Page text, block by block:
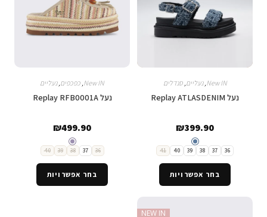
New IN
,נעליים ,סנדלים
נעל Replay ATLASDENIM
₪399.90
36
37
38
39
40
41
בחר אפשרויות
New IN כפכפים ,נעליים
נעל Replay RFB0001A
₪499.90
36
37
38
39
40
בחר אפשרויות
NEW IN